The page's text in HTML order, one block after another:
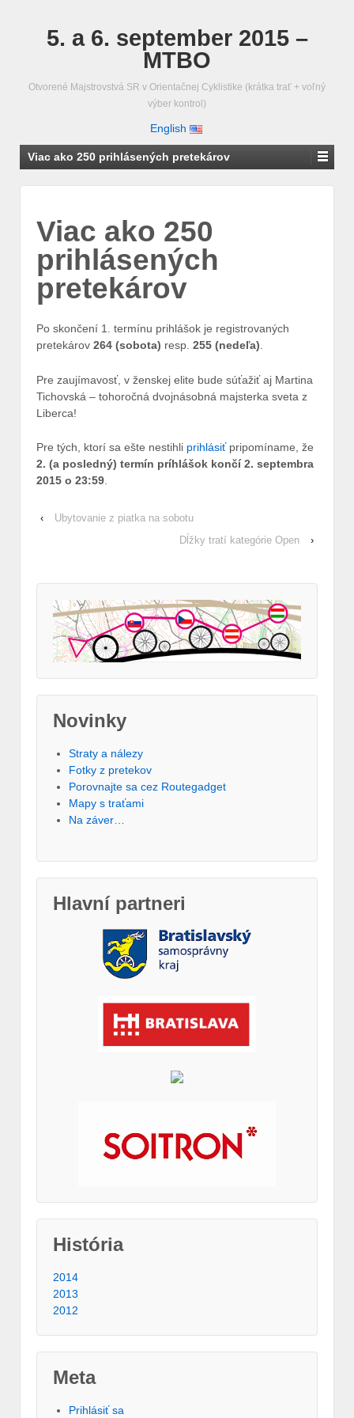
5. a 6. september 2015 –
MTBO
Otvorené Majstrovstvá SR v Orientačnej Cyklistike (krátka trať + voľný
výber kontrol)
English
Viac ako 250 prihlásených pretekárov
Viac ako 250
prihlásených
pretekárov
Po skončení 1. termínu prihlášok je registrovaných
pretekárov 264 (sobota) resp. 255 (nedeľa).
Pre zaujímavosť, v ženskej elite bude súťažiť aj Martina
Tichovská – tohoročná dvojnásobná majsterka sveta z
Liberca!
Pre tých, ktorí sa ešte nestihli prihlásiťpripomíname, že
2. (a posledný) termín príhlášok končí 2. septembra
2015 o 23:59
‹
Ubytovanie z piatka na sobotu
Dĺžky tratí kategórie Open
›
Novinky
Straty a nálezy
Fotky z pretekov
Porovnajte sa cez Routegadget
Mapy s traťami
Na záver…
Hlavní partneri
História
2014
2013
2012
Meta
Prihlásiť sa